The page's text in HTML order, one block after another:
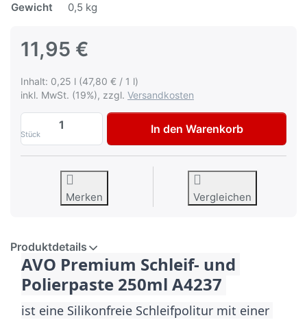
Gewicht
0,5 kg
11,95 €
Inhalt: 0,25 l (47,80 € / 1 l)
inkl. MwSt. (19%), zzgl. Versandkosten
Stück
AVO Premiumline Schleif + Polierpaste
In den Warenkorb
Merken Vergleichen
Produktdetails
AVO Premium Schleif- und
Polierpaste 250ml A4237
ist eine Silikonfreie Schleifpolitur mit einer